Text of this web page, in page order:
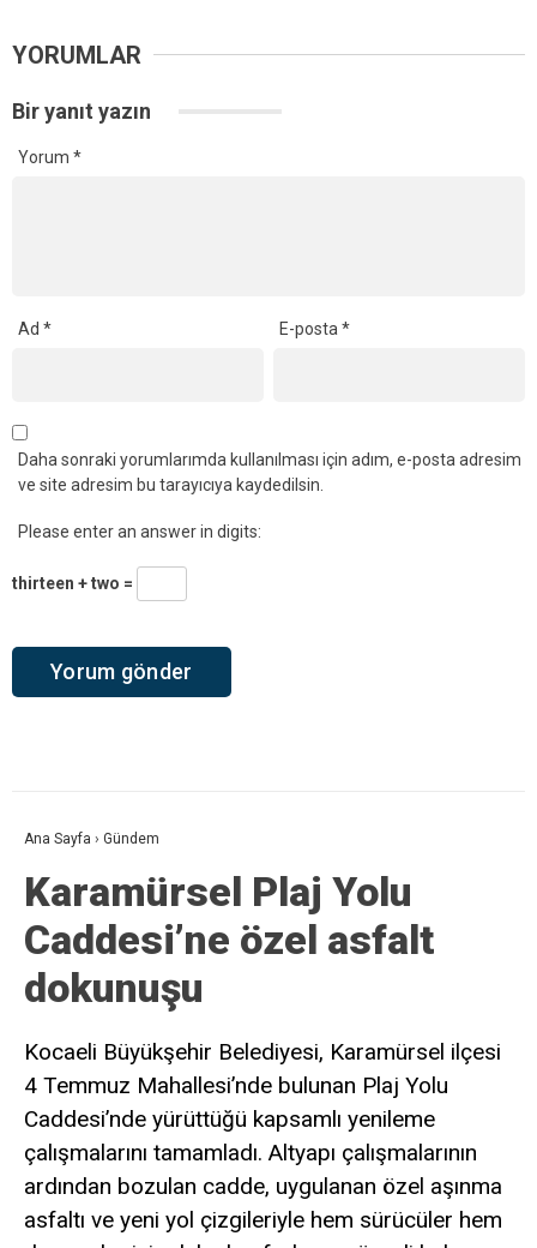
YORUMLAR
Bir yanıt yazın
Yorum *
Ad * E-posta*
Daha sonraki yorumlarımda kullanılması için adım, e-posta adresim
ve site adresim bu tarayıcıya kaydedilsin.
Please enter an answer in digits:
thirteen + two =
Ana Sayfa › Gündem
Karamürsel Plaj Yolu
Caddesi’ne özel asfalt
dokunuşu
Kocaeli Büyükşehir Belediyesi, Karamürsel ilçesi
4 Temmuz Mahallesi’nde bulunan Plaj Yolu
Caddesi’nde yürüttüğü kapsamlı yenileme
çalışmalarını tamamladı. Altyapı çalışmalarının
ardından bozulan cadde, uygulanan özel aşınma
asfaltı ve yeni yol çizgileriyle hem sürücüler hem